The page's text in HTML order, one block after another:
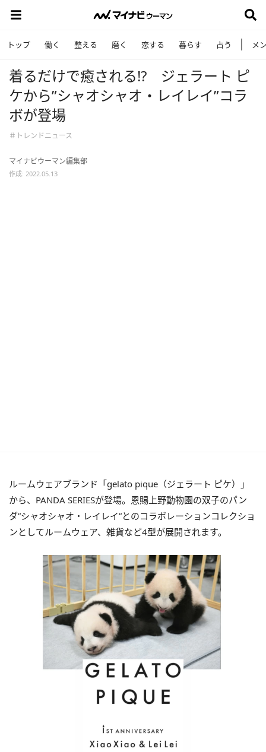
トップ 働く 整える 磨く 恋する 暮らす 占う メ
着るだけで癒される!? ジェラート ピ
ケから”シャオシャオ・レイレイ”コラ
ボが登場
＃トレンドニュース
マイナビウーマン編集部
作成: 2022.05.13
ルームウェアブランド「gelato pique（ジェラート ピケ）」
から、PANDA SERIESが登場。恩賜上野動物園の双子のパン
ダ”シャオシャオ・レイレイ”とのコラボレーションコレクショ
ンとしてルームウェア、雑貨など4型が展開されます。